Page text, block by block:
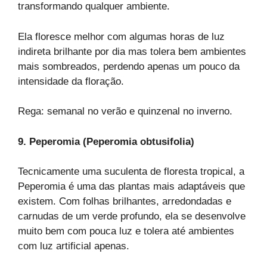
transformando qualquer ambiente.
Ela floresce melhor com algumas horas de luz
indireta brilhante por dia mas tolera bem ambientes
mais sombreados, perdendo apenas um pouco da
intensidade da floração.
Rega: semanal no verão e quinzenal no inverno.
9. Peperomia (Peperomia obtusifolia)
Tecnicamente uma suculenta de floresta tropical, a
Peperomia é uma das plantas mais adaptáveis que
existem. Com folhas brilhantes, arredondadas e
carnudas de um verde profundo, ela se desenvolve
muito bem com pouca luz e tolera até ambientes
com luz artificial apenas.